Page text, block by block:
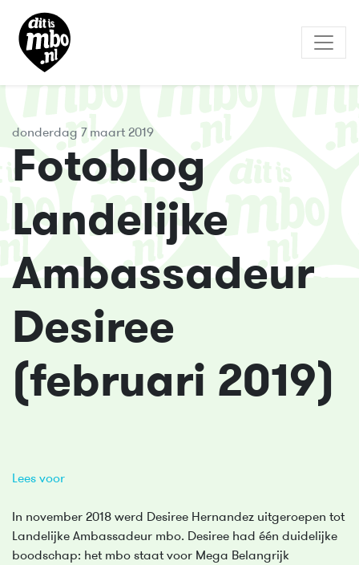
donderdag 7 maart 2019
Fotoblog
Landelijke
Ambassadeur
Desiree
(februari 2019)
Lees voor
In november 2018 werd Desiree Hernandez uitgeroepen tot
Landelijke Ambassadeur mbo. Desiree had één duidelijke
boodschap: het mbo staat voor Mega Belangrijk